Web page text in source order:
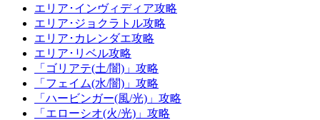
エリア･インヴィディア攻略
エリア･ジョクラトル攻略
エリア･カレンダエ攻略
エリア･リベル攻略
「ゴリアテ(土/闇)」攻略
「フェイム(水/闇)」攻略
「ハービンガー(風/光)」攻略
「エローシオ(火/光)」攻略